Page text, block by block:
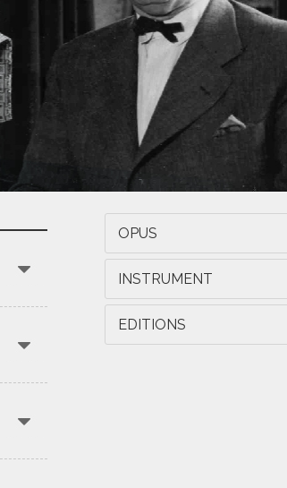
OPUS
INSTRUMENT
EDITIONS